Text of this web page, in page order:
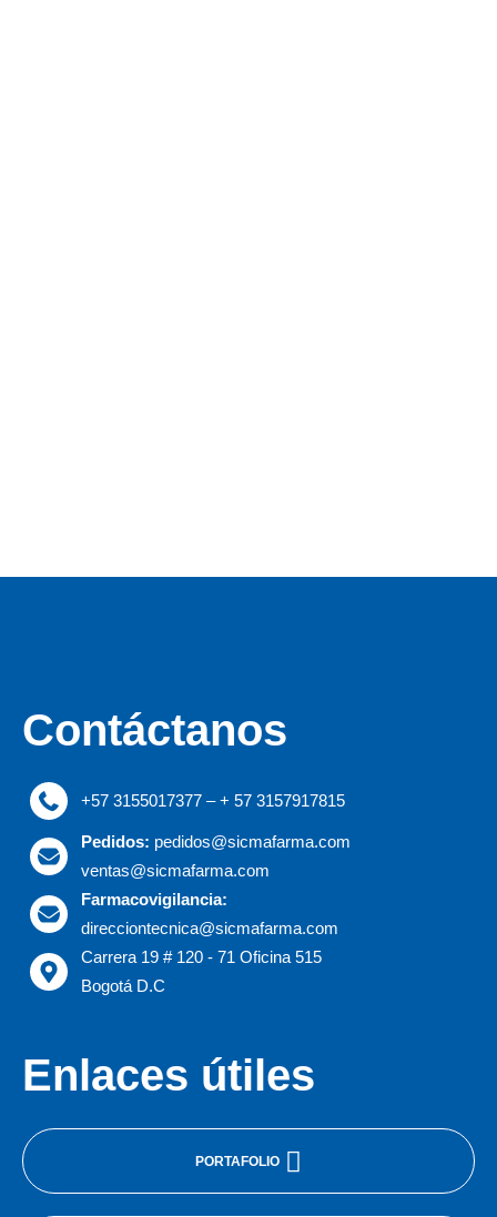
Contáctanos
+57 3155017377 – + 57 3157917815
Pedidos: pedidos@sicmafarma.com
ventas@sicmafarma.com
Farmacovigilancia:
direcciontecnica@sicmafarma.com
Carrera 19 # 120 - 71 Oficina 515
Bogotá D.C
Enlaces útiles
PORTAFOLIO